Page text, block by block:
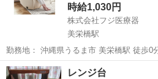
時給1,030円
株式会社フジ医療器
美栄橋駅
勤務地： 沖縄県うるま市 美栄橋駅 徒歩0分 週勤務日時： 週2
12:00〜17:00／11:00〜17:45／10:00〜18:00 雇用形態： パート・
沖縄 うるま市 美栄橋駅
レンジ台